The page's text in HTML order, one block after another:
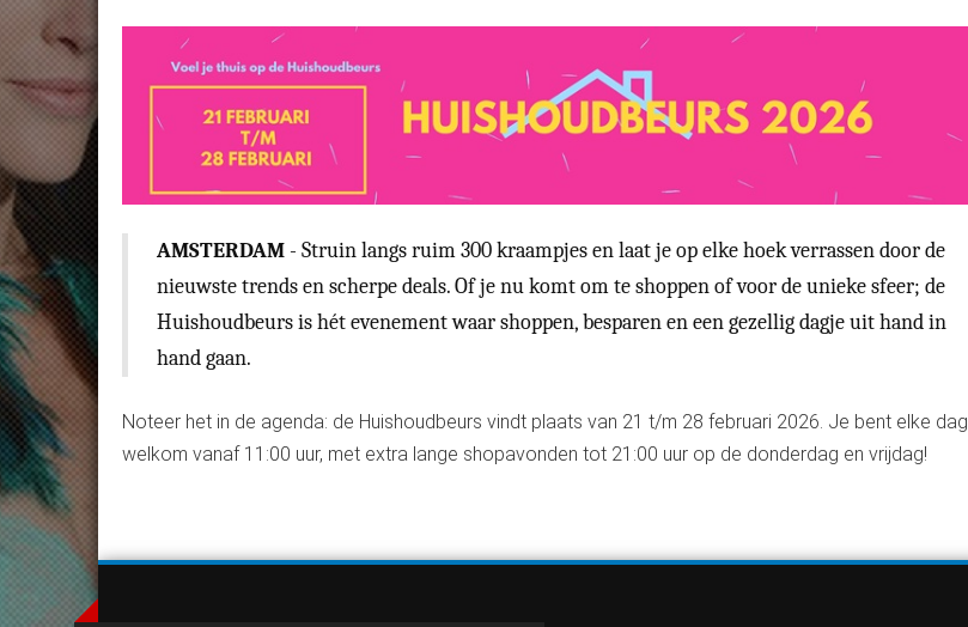
AMSTERDAM - Struin langs ruim 300 kraampjes en laat je op elke hoek verrassen door de
nieuwste trends en scherpe deals. Of je nu komt om te shoppen of voor de unieke sfeer; de
Huishoudbeurs is hét evenement waar shoppen, besparen en een gezellig dagje uit hand in
hand gaan.
Noteer het in de agenda: de Huishoudbeurs vindt plaats van 21 t/m 28 februari 2026. Je bent elke dag
welkom vanaf 11:00 uur, met extra lange shopavonden tot 21:00 uur op de donderdag en vrijdag!